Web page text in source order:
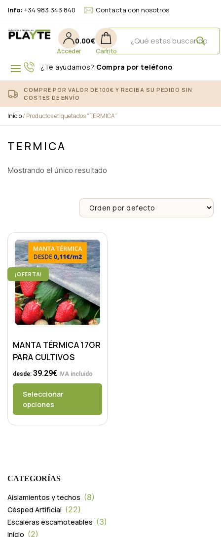
Info: +34 983 343 840 Contacta con nosotros
0.00€
¿Te ayudamos? Compra por teléfono
COMPRE POR VALOR DE 100€ Y RECIBA SU PEDIDO SIN
COSTES DE ENVÍO
Inicio/ Productos etiquetados “TERMICA”
TERMICA
Mostrando el único resultado
¡OFERTA!
MANTA TÉRMICA 17GR
PARA CULTIVOS
desde: 39.29€ IVA incluido
Seleccionar
opciones
CATEGORÍAS
Aislamientos y techos 8
Césped Artificial 22
Escaleras escamoteables 3
Inicio 2